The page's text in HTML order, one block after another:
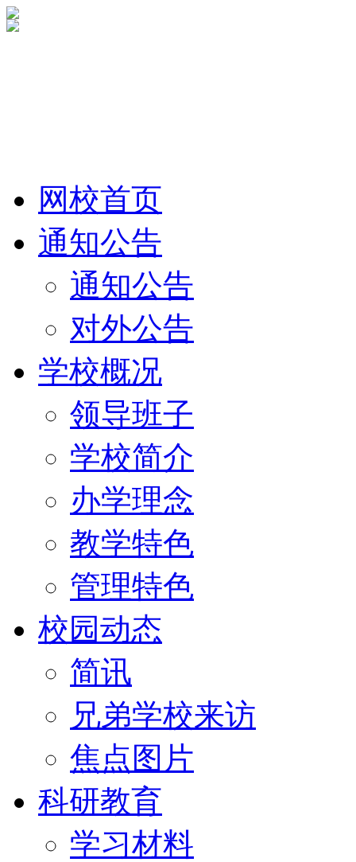
网校首页
通知公告
通知公告
对外公告
学校概况
领导班子
学校简介
办学理念
教学特色
管理特色
校园动态
简讯
兄弟学校来访
焦点图片
科研教育
学习材料